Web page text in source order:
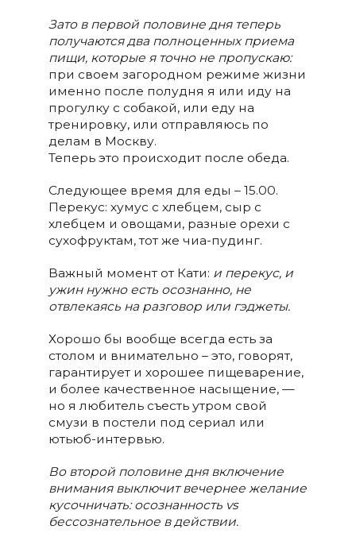
Зато в первой половине дня теперь
получаются два полноценных приема
пищи, которые я точно не пропускаю:
при своем загородном режиме жизни
именно после полудня я или иду на
прогулку с собакой, или еду на
тренировку, или отправляюсь по
делам в Москву.
Теперь это происходит после обеда.
Следующее время для еды – 15.00.
Перекус: хумус с хлебцем, сыр с
хлебцем и овощами, разные орехи с
сухофруктам, тот же чиа-пудинг.
Важный момент от Кати: и перекус, и
ужин нужно есть осознанно, не
отвлекаясь на разговор или гэджеты.
Хорошо бы вообще всегда есть за
столом и внимательно – это, говорят,
гарантирует и хорошее пищеварение,
и более качественное насыщение, —
но я любитель съесть утром свой
смузи в постели под сериал или
ютьюб-интервью.
Во второй половине дня включение
внимания выключит вечернее желание
кусочничать: осознанность vs
бессознательное в действии.